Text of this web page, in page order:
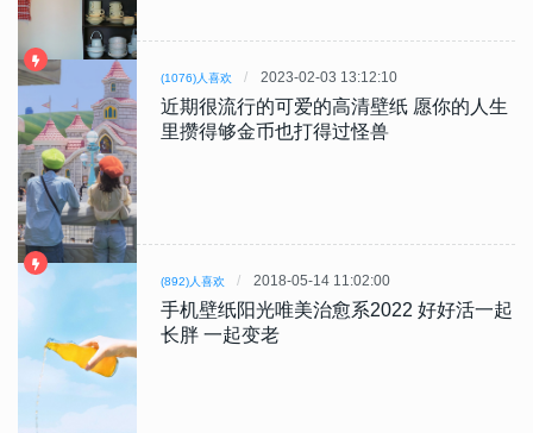
(1076)人喜欢 2023-02-03 13:12:10
近期很流行的可爱的高清壁纸 愿你的人生
里攒得够金币也打得过怪兽
(892)人喜欢 2018-05-14 11:02:00
手机壁纸阳光唯美治愈系2022 好好活一起
长胖 一起变老